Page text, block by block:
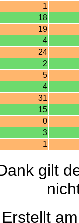
1
18
19
4
24
2
5
4
31
15
0
3
1
gilt
Erstellt